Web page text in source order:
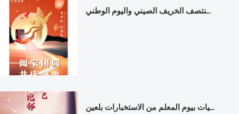
الاحتفال بمهرجان منتصف الخريف الصيني واليوم الوطني!
أطيب التمنيات بيوم المعلم من الاستخبارات بلعين